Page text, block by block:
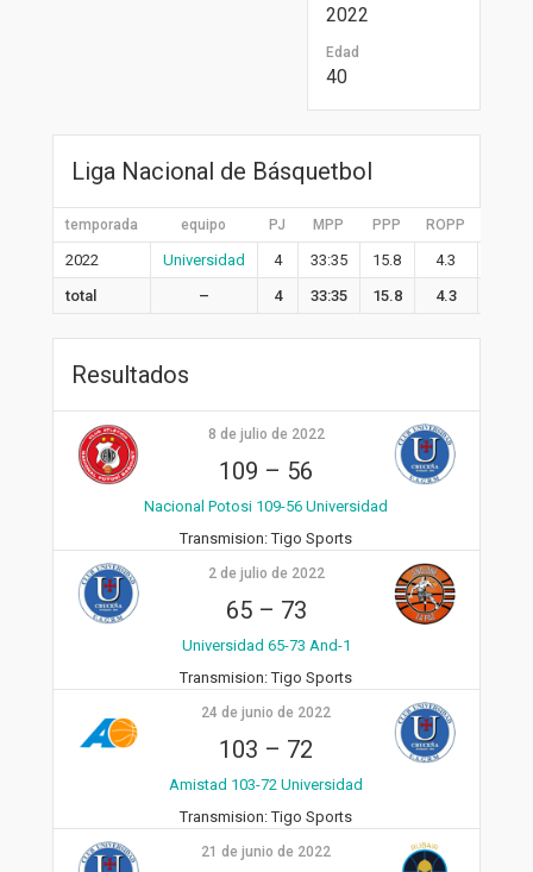
2022
Edad
40
Liga Nacional de Básquetbol
temporada equipo PJ MPP PPP ROPP
2022 Universidad 4 33:35 15.8 4.3
total
– 4 33:35 15.8 4.3
Resultados
8 de julio de 2022
109 – 56
Nacional Potosi 109-56 Universidad
Transmision:Tigo Sports
2 de julio de 2022
65– 73
Universidad 65-73 And-1
Transmision:Tigo Sports
24 de junio de 2022
103 – 72
Amistad 103-72 Universidad
Transmision:Tigo Sports
21 de junio de 2022